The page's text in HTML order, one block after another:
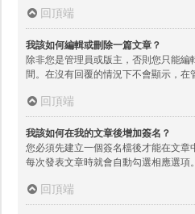
回頂端
我該如何編輯或刪除一篇文章？
除非您是管理員或版主，否則您只能編
間。在沒有回覆的情況下不會顯示，在
回頂端
我該如何在我的文章後增加簽名？
您必須先建立一個簽名檔後才能在文
每次發表文章時就會自動勾選相應選項。
回頂端